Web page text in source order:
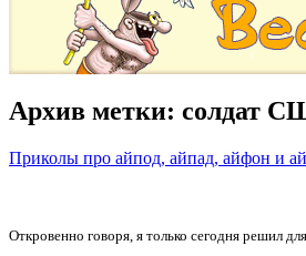
Архив метки: солдат
Приколы про айпод, айпад, айфон и
Откровенно говоря, я только сегодня решил